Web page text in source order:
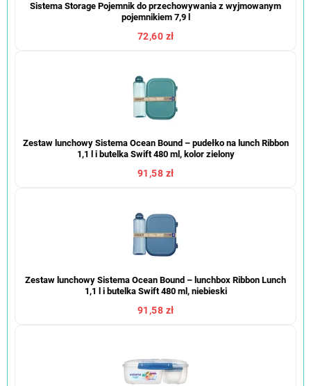
Sistema Storage Pojemnik do przechowywania z wyjmowanym
pojemnikiem 7,9 l
72,60 zł
Zestaw lunchowy Sistema Ocean Bound – pudełko na lunch Ribbon
1,1 l i butelka Swift 480 ml, kolor zielony
91,58 zł
Zestaw lunchowy Sistema Ocean Bound – lunchbox Ribbon Lunch
1,1 l i butelka Swift 480 ml, niebieski
91,58 zł